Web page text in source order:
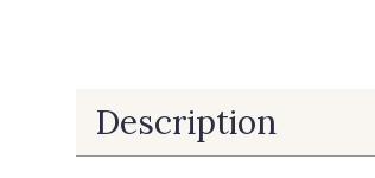
Description